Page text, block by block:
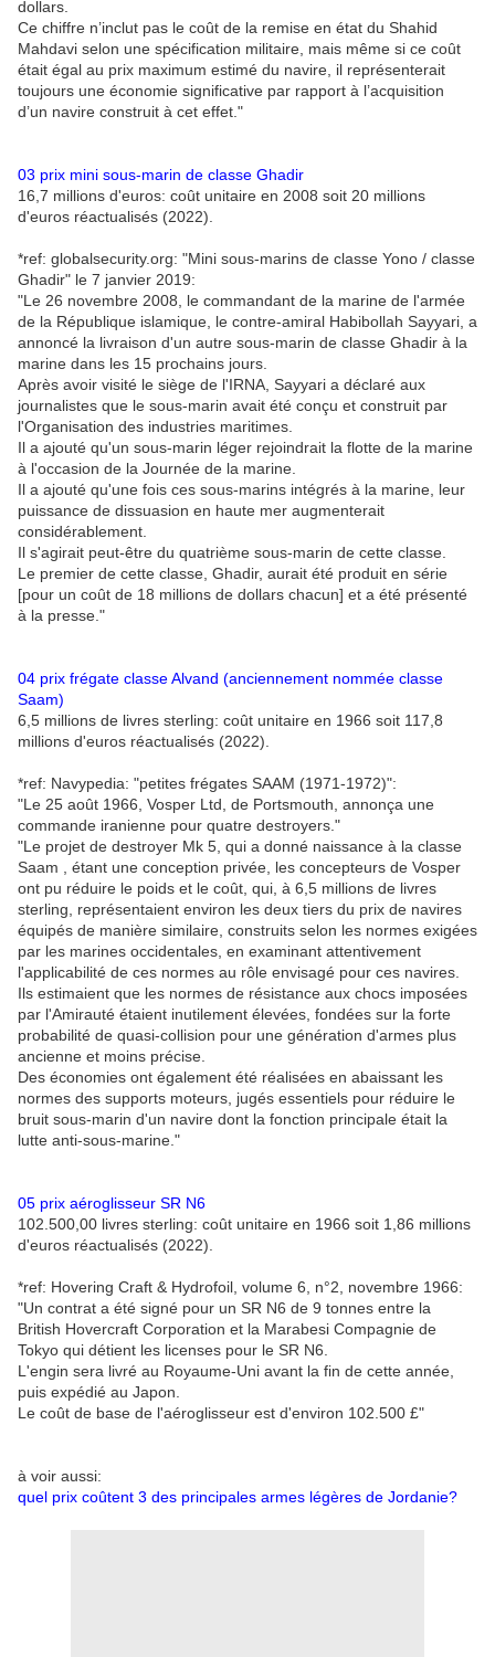
dollars.
Ce chiffre n’inclut pas le coût de la remise en état du Shahid
Mahdavi selon une spécification militaire, mais même si ce coût
était égal au prix maximum estimé du navire, il représenterait
toujours une économie significative par rapport à l’acquisition
d’un navire construit à cet effet."
03 prix mini sous-marin de classe Ghadir
16,7 millions d'euros: coût unitaire en 2008 soit 20 millions
d'euros réactualisés (2022).
*ref: globalsecurity.org: "Mini sous-marins de classe Yono / classe
Ghadir" le 7 janvier 2019:
"Le 26 novembre 2008, le commandant de la marine de l'armée
de la République islamique, le contre-amiral Habibollah Sayyari, a
annoncé la livraison d'un autre sous-marin de classe Ghadir à la
marine dans les 15 prochains jours.
Après avoir visité le siège de l'IRNA, Sayyari a déclaré aux
journalistes que le sous-marin avait été conçu et construit par
l'Organisation des industries maritimes.
Il a ajouté qu'un sous-marin léger rejoindrait la flotte de la marine
à l'occasion de la Journée de la marine.
Il a ajouté qu'une fois ces sous-marins intégrés à la marine, leur
puissance de dissuasion en haute mer augmenterait
considérablement.
Il s'agirait peut-être du quatrième sous-marin de cette classe.
Le premier de cette classe, Ghadir, aurait été produit en série
[pour un coût de 18 millions de dollars chacun] et a été présenté
à la presse."
04 prix frégate classe Alvand (anciennement nommée classe
Saam)
6,5 millions de livres sterling: coût unitaire en 1966 soit 117,8
millions d'euros réactualisés (2022).
*ref: Navypedia: "petites frégates SAAM (1971-1972)":
"Le 25 août 1966, Vosper Ltd, de Portsmouth, annonça une
commande iranienne pour quatre destroyers."
"Le projet de destroyer Mk 5, qui a donné naissance à la classe
Saam , étant une conception privée, les concepteurs de Vosper
ont pu réduire le poids et le coût, qui, à 6,5 millions de livres
sterling, représentaient environ les deux tiers du prix de navires
équipés de manière similaire, construits selon les normes exigées
par les marines occidentales, en examinant attentivement
l'applicabilité de ces normes au rôle envisagé pour ces navires.
Ils estimaient que les normes de résistance aux chocs imposées
par l'Amirauté étaient inutilement élevées, fondées sur la forte
probabilité de quasi-collision pour une génération d'armes plus
ancienne et moins précise.
Des économies ont également été réalisées en abaissant les
normes des supports moteurs, jugés essentiels pour réduire le
bruit sous-marin d'un navire dont la fonction principale était la
lutte anti-sous-marine."
05 prix aéroglisseur SR N6
102.500,00 livres sterling: coût unitaire en 1966 soit 1,86 millions
d'euros réactualisés (2022).
*ref: Hovering Craft & Hydrofoil, volume 6, n°2, novembre 1966:
"Un contrat a été signé pour un SR N6 de 9 tonnes entre la
British Hovercraft Corporation et la Marabesi Compagnie de
Tokyo qui détient les licenses pour le SR N6.
L'engin sera livré au Royaume-Uni avant la fin de cette année,
puis expédié au Japon.
Le coût de base de l'aéroglisseur est d'environ 102.500 £"
à voir aussi:
quel prix coûtent 3 des principales armes légères de Jordanie?